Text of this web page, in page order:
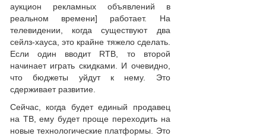
аукцион рекламных объявлений в
реальном времени] работает. На
телевидении, когда существуют два
сейлз-хауса, это крайне тяжело сделать.
Если один вводит RTB, то второй
начинает играть скидками. И очевидно,
что бюджеты уйдут к нему. Это
сдерживает развитие.
Сейчас, когда будет единый продавец
на ТВ, ему будет проще переходить на
новые технологические платформы. Это